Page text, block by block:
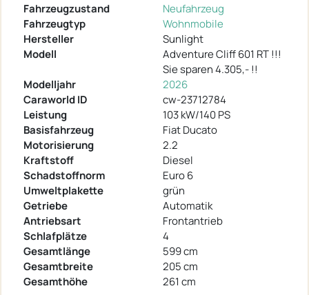
Fahrzeugzustand
Neufahrzeug
Fahrzeugtyp
Wohnmobile
Hersteller
Sunlight
Modell
Adventure Cliff 601 RT !!!
Sie sparen 4.305,- !!
Modelljahr
2026
Caraworld ID
cw-23712784
Leistung
103 kW/140 PS
Basisfahrzeug
Fiat Ducato
Motorisierung
2.2
Kraftstoff
Diesel
Schadstoffnorm
Euro 6
Umweltplakette
grün
Getriebe
Automatik
Antriebsart
Frontantrieb
Schlafplätze
4
Gesamtlänge
599 cm
Gesamtbreite
205 cm
Gesamthöhe
261 cm